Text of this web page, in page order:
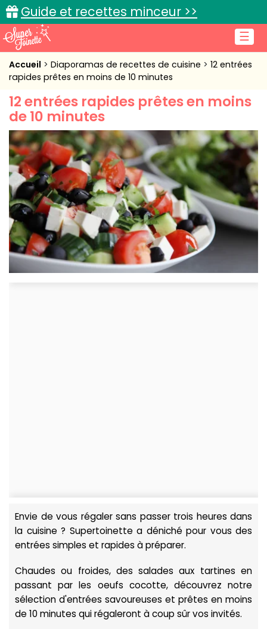
☰
Guide et recettes minceur >>
Accueil
Cuisine pratique
L'actu cuisine
Connexion
Accueil Diaporamas de recettes de cuisine
12 entrées
rapides prêtes en moins de 10 minutes
12 entrées rapides prêtes en moins
de 10 minutes
Envie de vous régaler sans passer trois heures dans
la cuisine ? Supertoinette a déniché pour vous des
entrées simples et rapides à préparer.
Chaudes ou froides, des salades aux tartines en
passant par les oeufs cocotte, découvrez notre
sélection d'entrées savoureuses et prêtes en moins
de 10 minutes qui régaleront à coup sûr vos invités.